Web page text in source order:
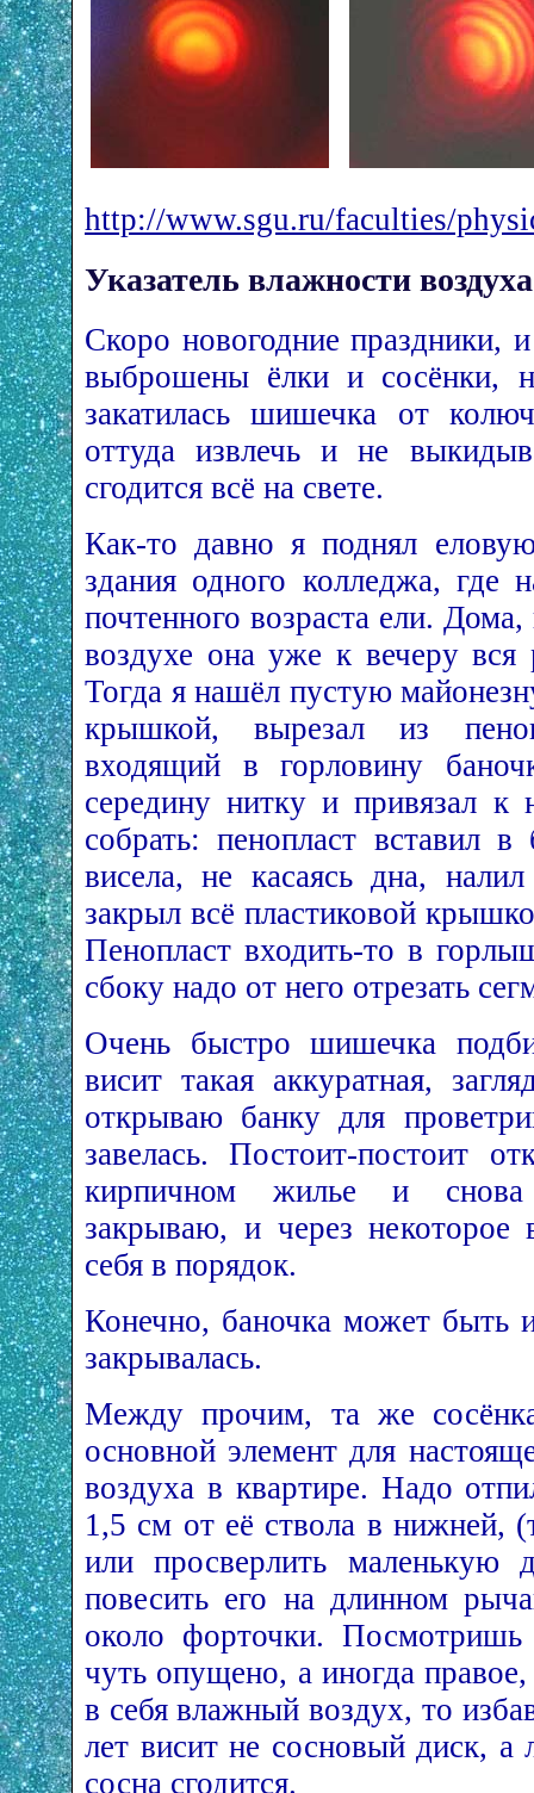
http://www.sgu.ru/faculties/
Указатель влажности воздуха
Скоро новогодние праздники,
выброшены ёлки и сосёнки,
закатилась шишечка от
оттуда извлечь и не
сгодится всё на свете.
Как-то давно я поднял
здания одного колледжа, где
почтенного возраста ели.
воздухе она уже к вечеру вся
Тогда я нашёл пустую
крышкой, вырезал из
входящий в горловину
середину нитку и привязал
собрать: пенопласт вставил
висела, не касаясь дна,
закрыл всё пластиковой
Пенопласт входить-то в
сбоку надо от него отрезать
Очень быстро шишечка
висит такая аккуратная,
открываю банку для
завелась. Постоит-постоит
кирпичном жилье и снова
закрываю, и через
себя в порядок.
Конечно, баночка может быть
закрывалась.
Между прочим, та же
основной элемент для
воздуха в квартире. Надо
1,5 см от её ствола в нижней,
или просверлить
повесить его на длинном
около форточки.
чуть опущено, а иногда правое,
в себя влажный воздух, то
лет висит не сосновый диск,
сосна сгодится.